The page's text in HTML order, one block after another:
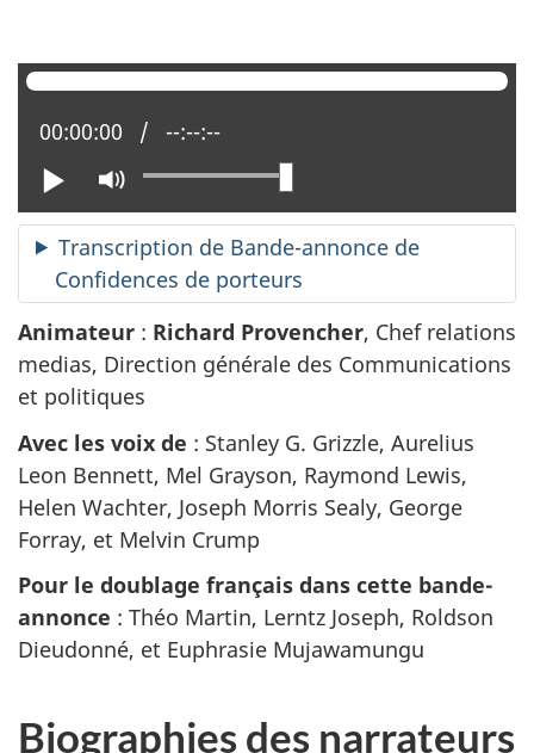
Lire
Activer
le
mode
muet
Position actuelle :
00:00:00 Temps total :
--:--:--
Transcription de Bande-annonce de
Confidences de porteurs
Animateur : Richard Provencher, Chef relations
medias, Direction générale des Communications
et politiques
Avec les voix de : Stanley G. Grizzle, Aurelius
Leon Bennett, Mel Grayson, Raymond Lewis,
Helen Wachter, Joseph Morris Sealy, George
Forray, et Melvin Crump
Pour le doublage français dans cette bande-
annonce : Théo Martin, Lerntz Joseph, Roldson
Dieudonné, et Euphrasie Mujawamungu
Biographies des narrateurs